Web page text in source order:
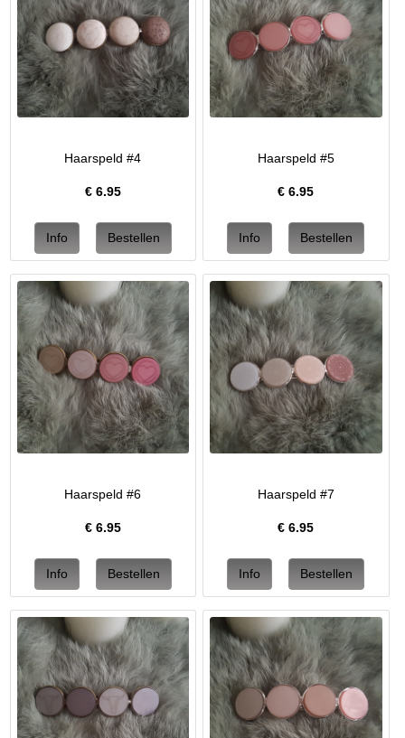
Haarspeld #4
€ 6.95
Haarspeld #5
€6.95
Haarspeld #6
€ 6.95
Haarspeld #7
€6.95